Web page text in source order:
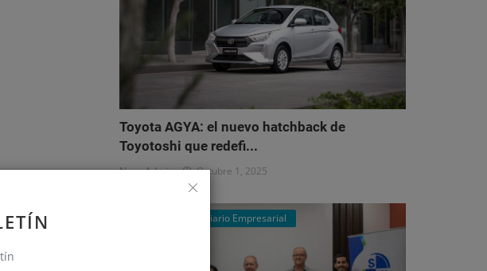
Toyota AGYA: el nuevo hatchback de
Toyotoshi que redefi...
NewsAdmin Octubre 1, 2025
Mercado Inmobiliario Empresarial